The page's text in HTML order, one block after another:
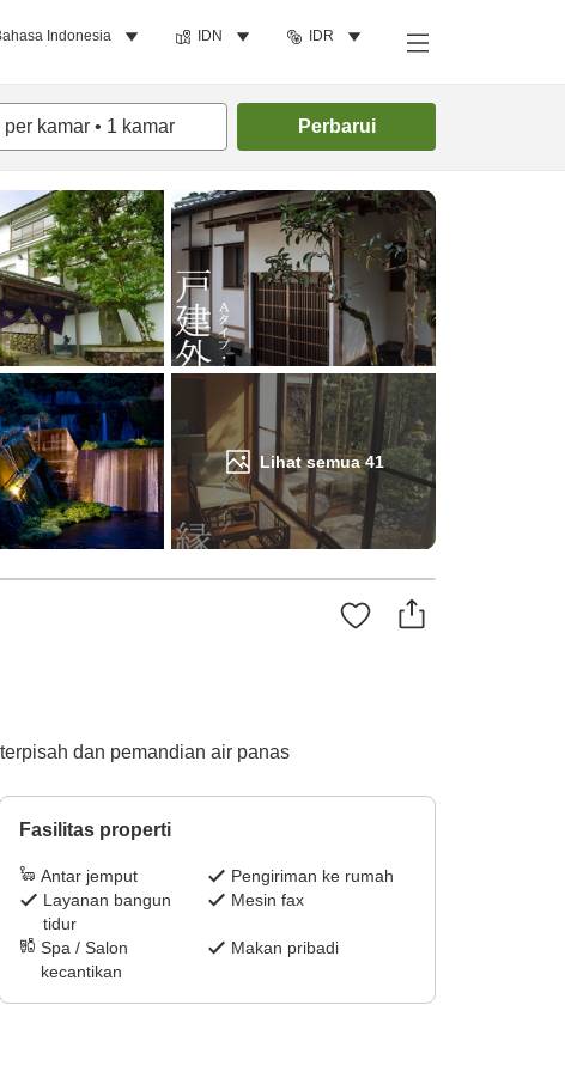
Indonesia IDN IDR
per kamar • 1 kamar Perbarui
Lihat semua41
Cari kamar
dan pemandian air panas
Fasilitas properti
Antar jemput
Pengiriman ke rumah
Layanan bangun
tidur
Mesin fax
Spa / Salon
kecantikan
Makan pribadi